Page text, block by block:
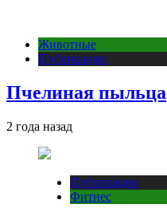
Животные
Публикации
Пчелиная пыльца
2 года назад
Публикации
Фитнес